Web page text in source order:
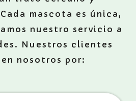
mascota es única,
nuestro servicio a
Nuestros clientes
nosotros por: